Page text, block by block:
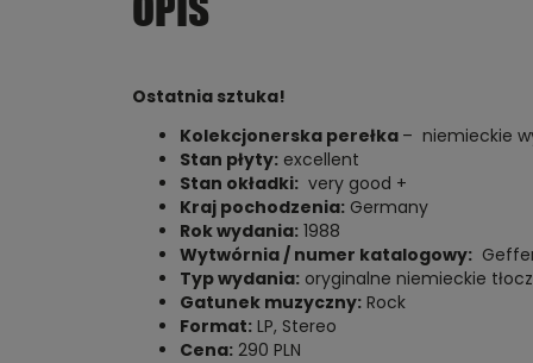
Ostatnia sztuka!
Kolekcjonerska perełka – niemieckie
Stan płyty:excellent
Stan okładki:very good +
Kraj pochodzenia:Germany
Rok wydania:1988
Wytwórnia / numer katalogowy:
Typ wydania:oryginalne niemieckie
Gatunek muzyczny:Rock
Format:LP, Stereo
Cena:290 PLN